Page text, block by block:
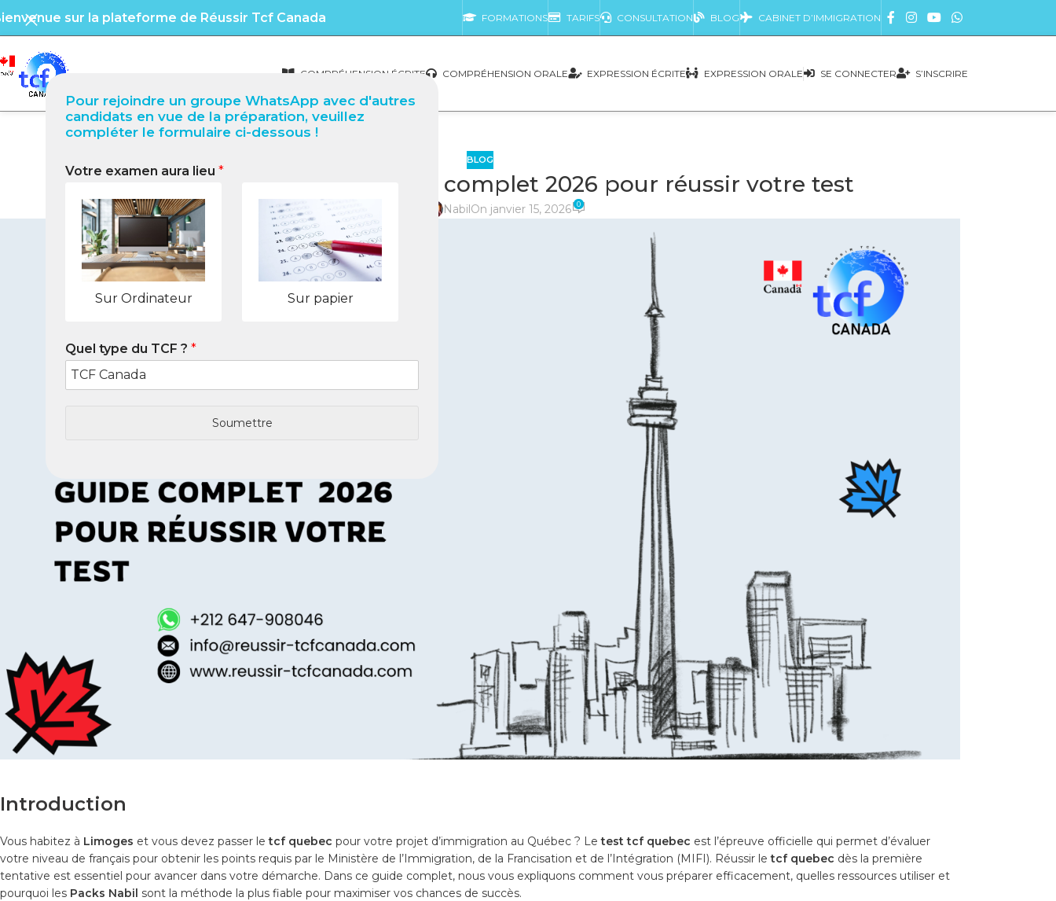
Pour rejoindre un groupe WhatsApp avec d'autres
candidats en vue de la préparation, veuillez
compléter le formulaire ci-dessous !
Votre examen aura lieu *
Sur Ordinateur Sur papier
Quel type du TCF ? *
Soumettre
sur la plateforme de Réussir Tcf Canada FORMATIONS TARIFS CONSULTATION BLOG CABINET D’IMMIGRATION
COMPRÉHENSION ÉCRITE COMPRÉHENSION ORALE EXPRESSION ÉCRITE EXPRESSION ORALE SE CONNECTER S’INSCRIRE
BLOG
TCF Québec à Limoges Guide complet 2026 pour réussir votre test
NabilOn janvier 15, 2026 0
Introduction
Vous habitez à Limoges et vous devez passer letcf quebec pour votre projet d’immigration au Québec ? Letest tcf quebec est l’épreuve officielle qui permet d’évaluer
votre niveau de français pour obtenir les points requis par le Ministère de l’Immigration, de la Francisation et de l’Intégration (MIFI). Réussir letcf quebec dès la première
tentative est essentiel pour avancer dans votre démarche. Dans ce guide complet, nous vous expliquons comment vous préparer efficacement, quelles ressources utiliser et
pourquoi les Packs Nabil sont la méthode la plus fiable pour maximiser vos chances de succès.